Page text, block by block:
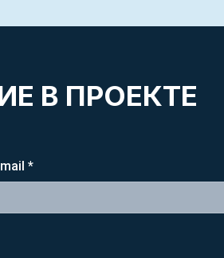
В ПРОЕКТЕ
*